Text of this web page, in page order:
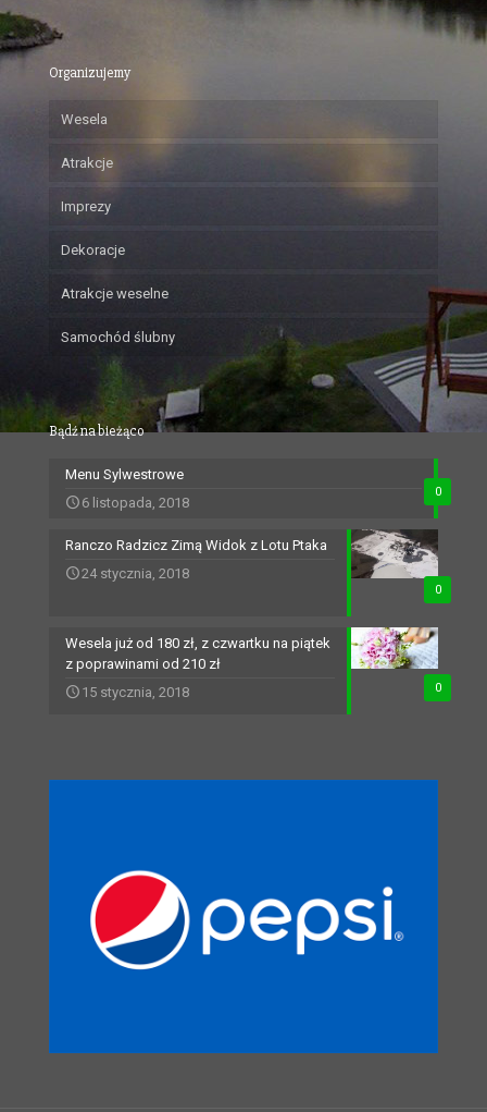
Organizujemy
Wesela
Atrakcje
Imprezy
Dekoracje
Atrakcje weselne
Samochód ślubny
Bądź na bieżąco
0
Menu Sylwestrowe
6 listopada, 2018
0
Ranczo Radzicz Zimą Widok z Lotu Ptaka
24 stycznia, 2018
0
Wesela już od 180 zł, z czwartku na piątek
z poprawinami od 210 zł
15 stycznia, 2018